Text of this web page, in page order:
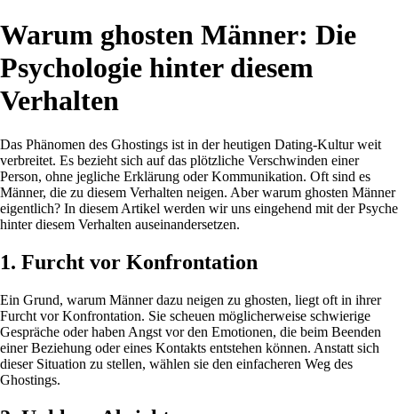
Warum ghosten Männer: Die
Psychologie hinter diesem
Verhalten
Das Phänomen des Ghostings ist in der heutigen Dating-Kultur weit
verbreitet. Es bezieht sich auf das plötzliche Verschwinden einer
Person, ohne jegliche Erklärung oder Kommunikation. Oft sind es
Männer, die zu diesem Verhalten neigen. Aber warum ghosten Männer
eigentlich? In diesem Artikel werden wir uns eingehend mit der Psyche
hinter diesem Verhalten auseinandersetzen.
1. Furcht vor Konfrontation
Ein Grund, warum Männer dazu neigen zu ghosten, liegt oft in ihrer
Furcht vor Konfrontation. Sie scheuen möglicherweise schwierige
Gespräche oder haben Angst vor den Emotionen, die beim Beenden
einer Beziehung oder eines Kontakts entstehen können. Anstatt sich
dieser Situation zu stellen, wählen sie den einfacheren Weg des
Ghostings.